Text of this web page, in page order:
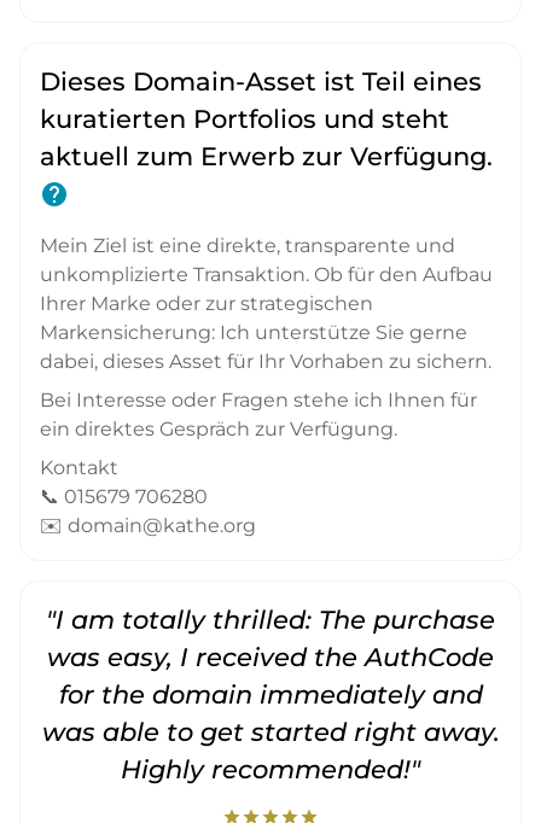
Dieses Domain-Asset ist Teil eines
kuratierten Portfolios und steht
aktuell zum Erwerb zur Verfügung.
help
Mein Ziel ist eine direkte, transparente und
unkomplizierte Transaktion. Ob für den Aufbau
Ihrer Marke oder zur strategischen
Markensicherung: Ich unterstütze Sie gerne
dabei, dieses Asset für Ihr Vorhaben zu sichern.
Bei Interesse oder Fragen stehe ich Ihnen für
ein direktes Gespräch zur Verfügung.
Kontakt
📞 015679 706280
✉️ domain@kathe.org
"I am totally thrilled: The purchase
was easy, I received the AuthCode
for the domain immediately and
was able to get started right away.
Highly recommended!"
starstarstarstarstar